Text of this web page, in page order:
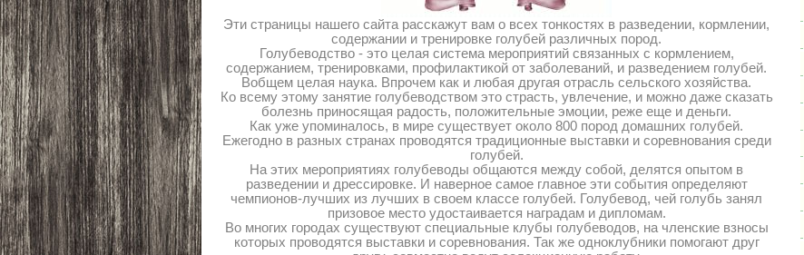
Эти страницы нашего сайта расскажут вам о всех тонкостях в разведении, кормлении,
содержании и тренировке голубей различных пород.
Голубеводство - это целая система мероприятий связанных с кормлением,
содержанием, тренировками, профилактикой от заболеваний, и разведением голубей.
Вобщем целая наука. Впрочем как и любая другая отрасль сельского хозяйства.
Ко всему этому занятие голубеводством это страсть, увлечение, и можно даже сказать
болезнь приносящая радость, положительные эмоции, реже еще и деньги.
Как уже упоминалось, в мире существует около 800 пород домашних голубей.
Ежегодно в разных странах проводятся традиционные выставки и соревнования среди
голубей.
На этих мероприятиях голубеводы общаются между собой, делятся опытом в
разведении и дрессировке. И наверное самое главное эти события определяют
чемпионов-лучших из лучших в своем классе голубей. Голубевод, чей голубь занял
призовое место удостаивается наградам и дипломам.
Во многих городах существуют специальные клубы голубеводов, на членские взносы
которых проводятся выставки и соревнования. Так же одноклубники помогают друг